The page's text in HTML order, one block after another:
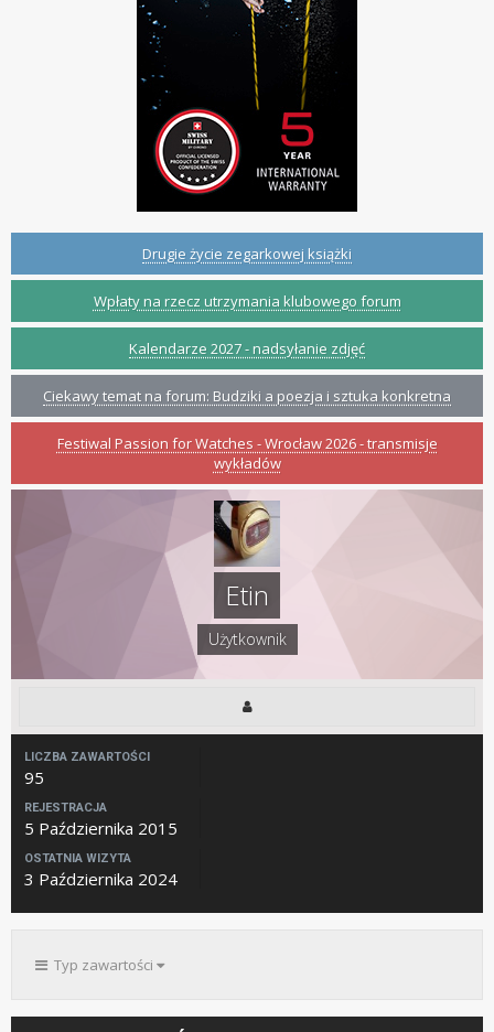
Drugie życie zegarkowej książki
Wpłaty na rzecz utrzymania klubowego forum
Kalendarze 2027 - nadsyłanie zdjęć
Ciekawy temat na forum: Budziki a poezja i sztuka konkretna
Festiwal Passion for Watches - Wrocław 2026 - transmisje
wykładów
Etin
Użytkownik
LICZBA ZAWARTOŚCI
95
REJESTRACJA
5 Października 2015
OSTATNIA WIZYTA
3 Października 2024
Typ zawartości